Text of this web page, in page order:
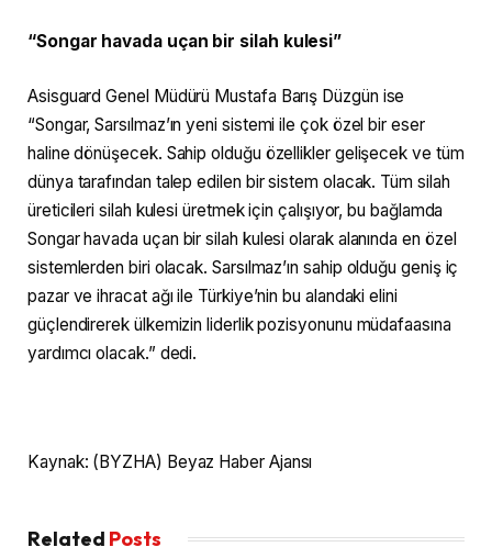
“Songar havada uçan bir silah kulesi”
Asisguard Genel Müdürü Mustafa Barış Düzgün ise
“Songar, Sarsılmaz’ın yeni sistemi ile çok özel bir eser
haline dönüşecek. Sahip olduğu özellikler gelişecek ve tüm
dünya tarafından talep edilen bir sistem olacak. Tüm silah
üreticileri silah kulesi üretmek için çalışıyor, bu bağlamda
Songar havada uçan bir silah kulesi olarak alanında en özel
sistemlerden biri olacak. Sarsılmaz’ın sahip olduğu geniş iç
pazar ve ihracat ağı ile Türkiye’nin bu alandaki elini
güçlendirerek ülkemizin liderlik pozisyonunu müdafaasına
yardımcı olacak.” dedi.
Kaynak: (BYZHA) Beyaz Haber Ajansı
Related Posts